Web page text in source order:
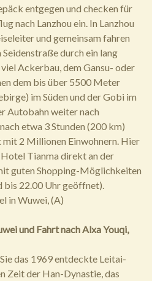
entgegen und checken für
nach Lanzhou ein. In Lanzhou
und gemeinsam fahren
durch ein lang
Ackerbau, dem Gansu- oder
dem bis über 5500 Meter
im Süden und der Gobi im
Autobahn weiter nach
etwa 3 Stunden (200 km)
mit 2 Millionen Einwohnern. Hier
Tianma direkt an der
guten Shopping-Möglichkeiten
bis 22.00 Uhr geöffnet).
in Wuwei, (A)
und Fahrt nach Alxa Youqi,
das 1969 entdeckte Leitai-
Zeit der Han-Dynastie, das